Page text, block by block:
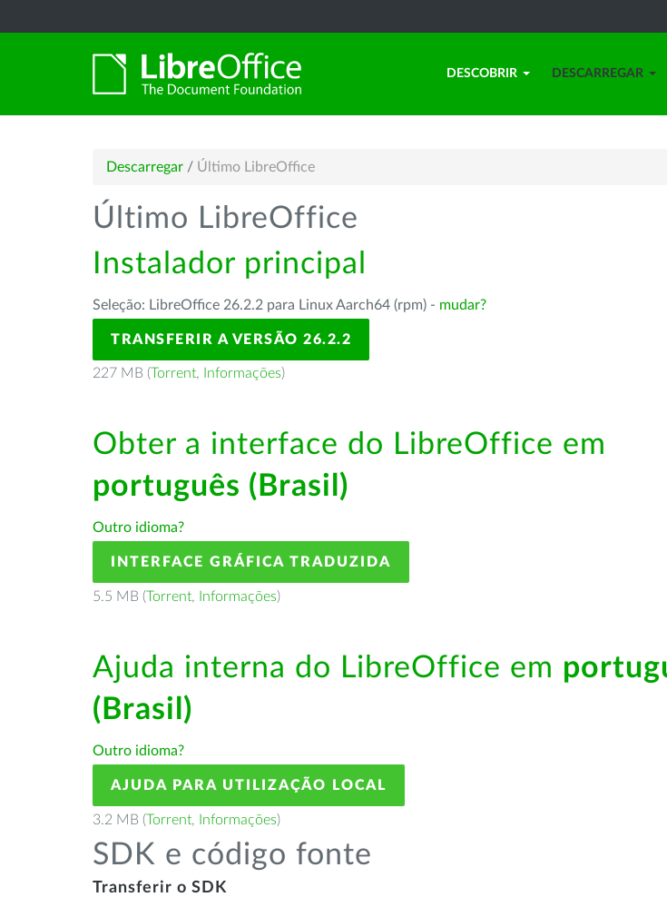
DESCOBRIR DESCARREGAR
Descarregar / Último LibreOffice
Último LibreOffice
Instalador principal
Seleção: LibreOffice 26.2.2 para Linux Aarch64 (rpm) - mudar?
TRANSFERIR A VERSÃO 26.2.2
227 MB (Torrent, Informações)
Obter a interface do LibreOffice em
português (Brasil)
Outro idioma?
INTERFACE GRÁFICA TRADUZIDA
5.5 MB (Torrent, Informações)
Ajuda interna do LibreOffice em
(Brasil)
Outro idioma?
AJUDA PARA UTILIZAÇÃO LOCAL
3.2 MB (Torrent, Informações)
SDK e código fonte
Transferir o SDK